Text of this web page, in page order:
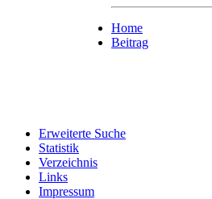
Home
Beitrag
Erweiterte Suche
Statistik
Verzeichnis
Links
Impressum